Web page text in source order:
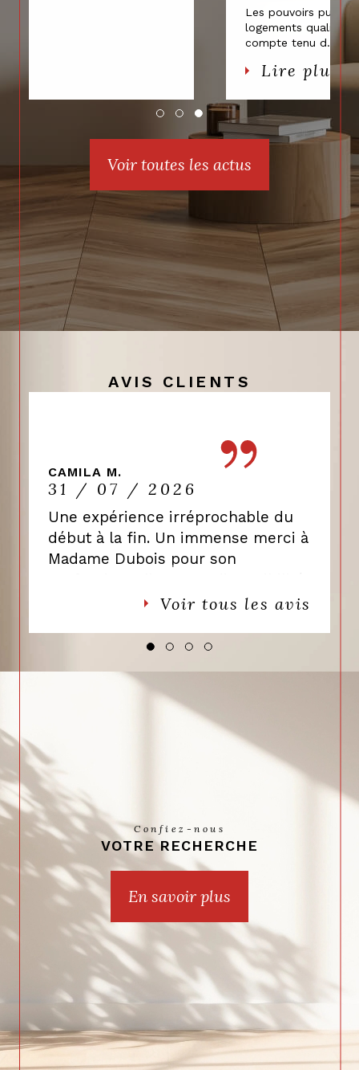
Les pouvoirs publics sanctionnent les
logements qualifiés de "passoires thermiques"
Voir toutes les actus
AVIS CLIENTS
CAMILA M.
31 / 07 / 2026
Une expérience irréprochable du
début à la fin. Un immense merci à
Madame Dubois pour son
et son accompagnement tout au
Toujours réactive et de très bon
expérience beaucoup plus sereine.
Je recommande les yeux fermés !
Voir tous les avis
Confiez-nous
VOTRE RECHERCHE
En savoir plus